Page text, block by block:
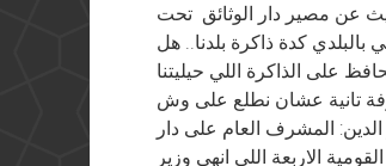
عن مصير دار الوثائق تحت
بالبلدي كدة ذاكرة بلدنا.. هل
على الذاكرة اللي حيليتنا
تانية عشان نطلع على وش
الدين: المشرف العام على دار
الاربعة اللي انهى وزير